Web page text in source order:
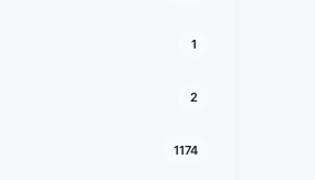
1
2
1174